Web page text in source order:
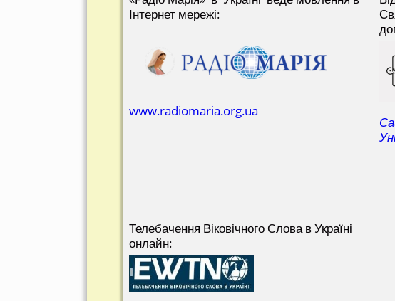
Інтернет мережі:
www.radiomaria.org.ua
Телебачення Віковічного Слова в Україні
онлайн: